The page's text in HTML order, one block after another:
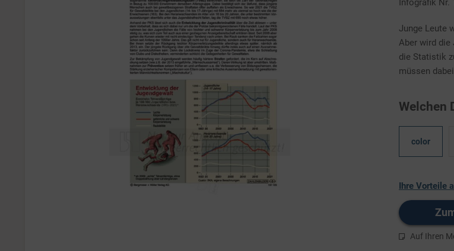
Infografik Nr.
Junge Leute
Aber wird die
die Statistik
müssen
Welchen
color
Ihre Vorteile
Auf Ihren